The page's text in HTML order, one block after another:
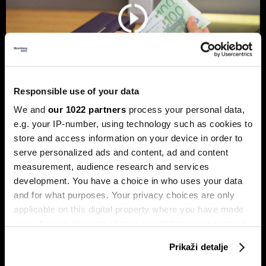
Responsible use of your data
We and our 1022 partners process your personal data,
e.g. your IP-number, using technology such as cookies to
store and access information on your device in order to
serve personalized ads and content, ad and content
measurement, audience research and services
development. You have a choice in who uses your data
and for what purposes. Your privacy choices are only
applicable on this digital property where you have made
Prikaži detalje
Banke ih blokiraju, zakon ih sputava –
mogu li mjenjačnice u BiH preživjeti
bez promjene pravila?
Iako su mjenjačnice u Federaciji BiH podvrgnute strogom
regulatornom režimu, njihovo faktičko prisustvo na tržištu
zavisi od faktora koji nisu u njihovoj kontroli.